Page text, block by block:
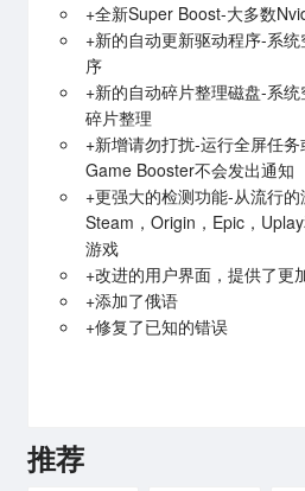
+全新Super Boost-大多数
+新的自动更新驱动程序-系
序
+新的自动碎片整理磁盘-系
碎片整理
+新增请勿打扰-运行全屏任
Game Booster不会发出通知
+更强大的检测功能-从流行
Steam，Origin，Epic，
游戏
+改进的用户界面，提供了更
+添加了俄语
+修复了已知的错误
推荐